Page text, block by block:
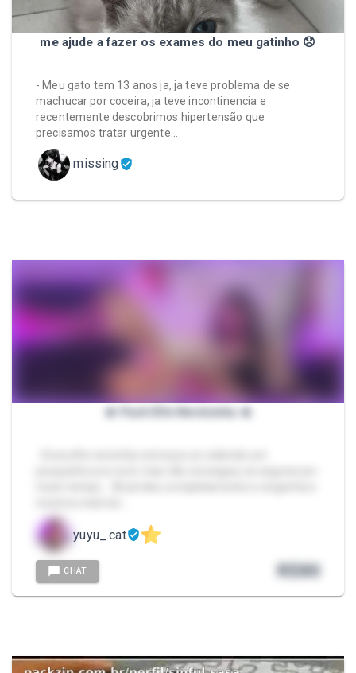
me ajude a fazer os exames do meu gatinho 😞
- Meu gato tem 13 anos ja, ja teve problema de se
machucar por coceira, ja teve incontinencia e
recentemente descobrimos hipertensão que
precisamos tratar urgente…
missing
🔥 Pack Elfa Nerdzinha 🔥
yuyu_.cat
CHAT R$80